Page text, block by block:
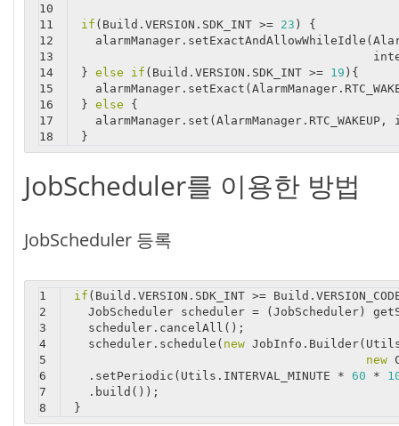
10
11
12
13
14
15
16
17
18
if (Build.VERSION.SDK_INT >= 23 ) {
} else if (Build.VERSION.SDK_INT >= 19 ){
} else {
alarmManager.set(AlarmManager.RTC_WAKEUP,
}
JobScheduler를 이용한 방법
JobScheduler 등록
1
2
3
4
5
6
7
8
if (Build.VERSION.SDK_INT >=
JobScheduler scheduler = (JobScheduler)
  scheduler.cancelAll();
  scheduler.schedule(
new
new
  .setPeriodic(Utils.INTERVAL_MINUTE *
60 *
  .build());
}